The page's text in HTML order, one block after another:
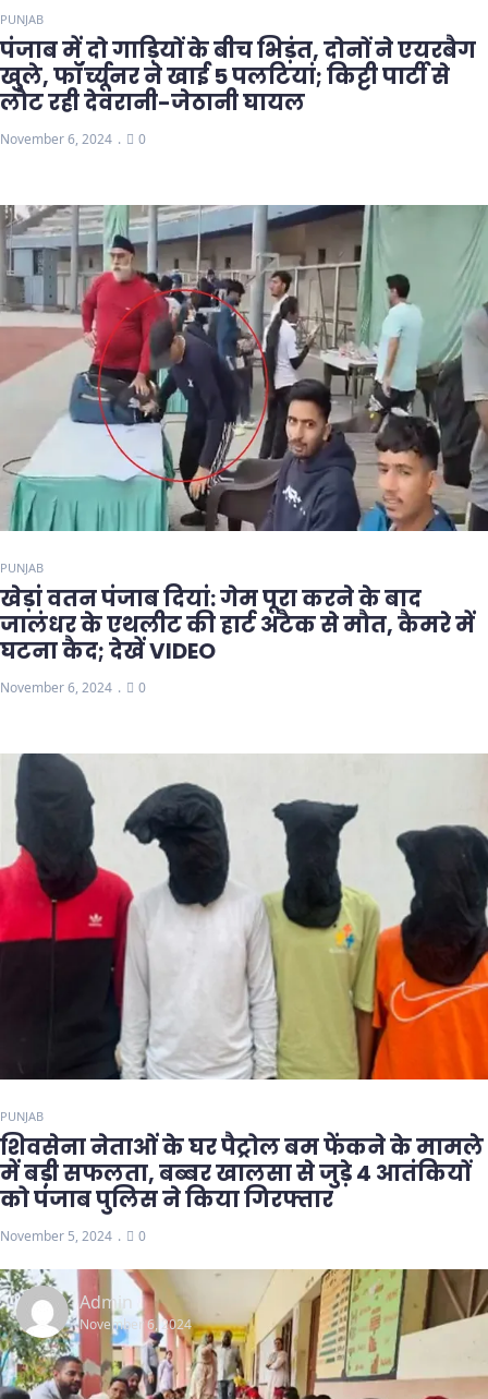
PUNJAB
पंजाब में दो गाड़ियों के बीच भिड़ंत, दोनों ने एयरबैग
खुले, फॉर्च्यूनर ने खाई 5 पलटियां; किट्टी पार्टी से
लौट रही देवरानी-जेठानी घायल
November 6, 2024 0
PUNJAB
खेड़ां वतन पंजाब दियां: गेम पूरा करने के बाद
जालंधर के एथलीट की हार्ट अटैक से मौत, कैमरे में
घटना कैद; देखें VIDEO
November 6, 2024 0
PUNJAB
शिवसेना नेताओं के घर पैट्रोल बम फेंकने के मामले
में बड़ी सफलता, बब्बर खालसा से जुड़े 4 आतंकियों
को पंजाब पुलिस ने किया गिरफ्तार
November 5, 2024 0
Admin
November 6, 2024